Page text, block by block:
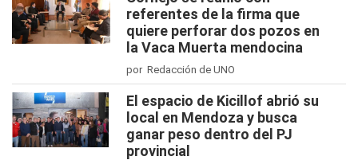
referentes de la firma que
quiere perforar dos pozos en
la Vaca Muerta mendocina
por Redacción de UNO
El espacio de Kicillof abrió su
local en Mendoza y busca
ganar peso dentro del PJ
provincial